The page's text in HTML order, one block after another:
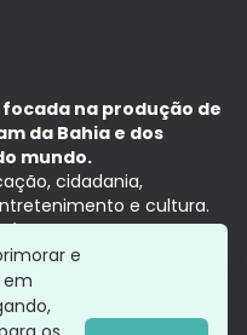
na produção de
da Bahia e dos
mundo.
cidadania,
e cultura.
é no tempo presente,
e
em